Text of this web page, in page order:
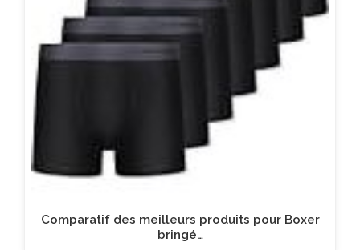
Comparatif des meilleurs produits pour Boxer
bringé…